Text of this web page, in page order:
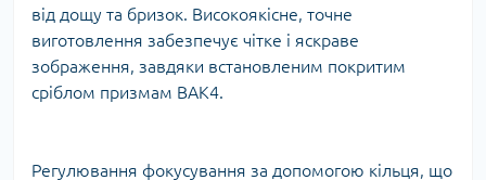
від дощу та бризок. Високоякісне, точне
виготовлення забезпечує чітке і яскраве
зображення, завдяки встановленим покритим
сріблом призмам BAK4.
Регулювання фокусування за допомогою кільця, що